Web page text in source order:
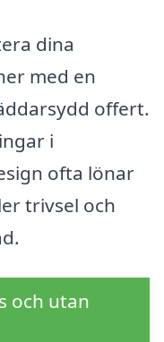
dina
med en
offert.
i
ofta lönar
trivsel och
och utan